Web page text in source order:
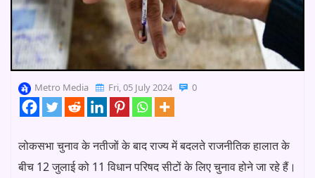
Metro Media Fri, 05 July 2024 0
लोकसभा चुनाव के नतीजों के बाद राज्य में बदलते राजनीतिक हालात के
बीच 12 जुलाई को 11 विधान परिषद सीटों के लिए चुनाव होने जा रहे हैं।